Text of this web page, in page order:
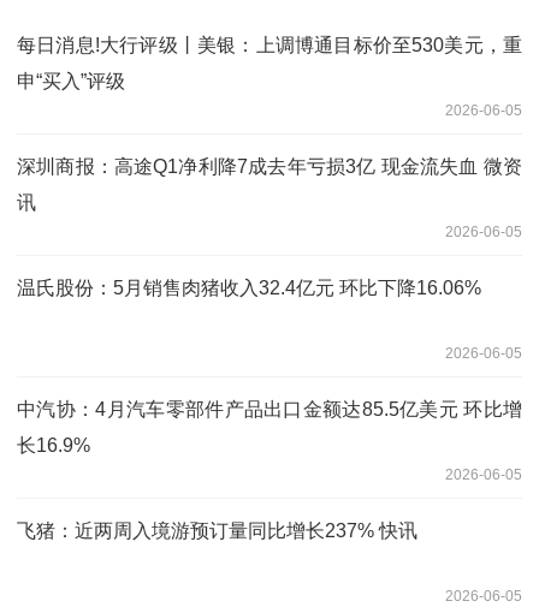
每日消息!大行评级丨美银：上调博通目标价至530美元，重
申“买入”评级
2026-06-05
深圳商报：高途Q1净利降7成去年亏损3亿 现金流失血 微资
讯
2026-06-05
温氏股份：5月销售肉猪收入32.4亿元 环比下降16.06%
2026-06-05
中汽协：4月汽车零部件产品出口金额达85.5亿美元 环比增
长16.9%
2026-06-05
飞猪：近两周入境游预订量同比增长237% 快讯
2026-06-05